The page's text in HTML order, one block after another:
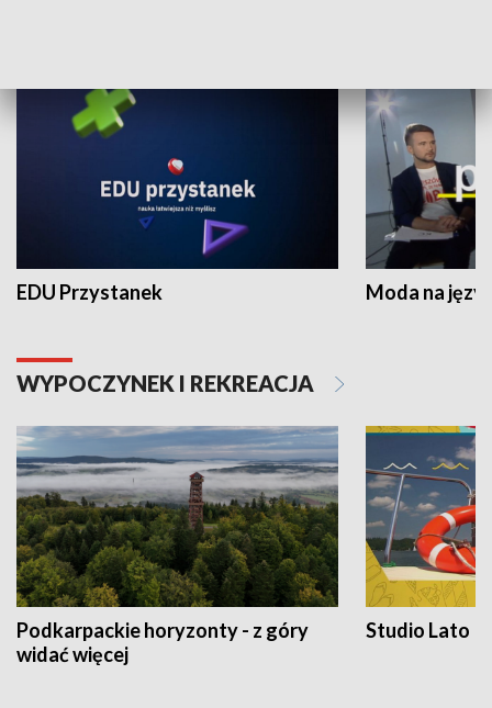
EDU Przystanek Moda na
WYPOCZYNEK I REKREACJA
Podkarpackie horyzonty - z góry
widać więcej
Studio Lato